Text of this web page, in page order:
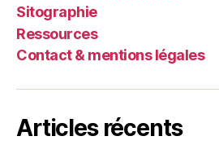
Sitographie
Ressources
Contact & mentions légales
Articles récents